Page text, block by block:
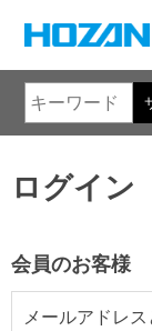
ログイン
会員のお客様
メールアドレ